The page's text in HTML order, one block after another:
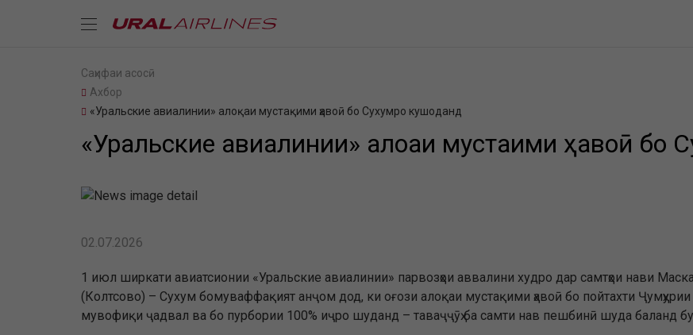
Саҳифаи асосӣ
Ахбор
«Уральские авиалинии» алоқаи мустақими ҳавоӣ бо Сухумро кушоданд
«Уральские авиалинии» алоқаи мустақими ҳавоӣ бо
02.07.2026
1 июл ширкати авиатсионии «Уральские авиалинии» парвозҳои аввалини худро дар самтҳои нави
(Колтсово) – Сухум бомуваффақият анҷом дод, ки оғози алоқаи мустақими ҳавоӣ бо пойтахти
мувофиқи ҷадвал ва бо пурбории 100% иҷро шуданд – таваҷҷӯҳ ба самти нав пешбинӣ шуда баланд